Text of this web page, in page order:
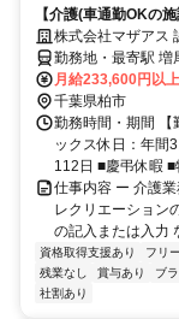
【介護(車通勤OKの
株式会社マザアス
勤務地・最寄駅 増尾駅より徒歩15
駅】から車で14分
月給233,600円以上
千葉県柏市
勤務時間・期間 【
ックス休日：年間
112日 ■慶弔休暇 ■
仕事内容 ー 介護
レクリエーション
の記入または入力
資格取得支援あり フリ
残業なし
賞与あり ブ
社割あり